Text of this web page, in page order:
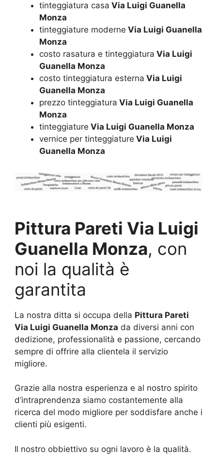
tinteggiatura casa Via Luigi Guanella
Monza
tinteggiature moderne Via Luigi Guanella
Monza
costo rasatura e tinteggiatura Via Luigi
Guanella Monza
costo tinteggiatura esterna Via Luigi
Guanella Monza
prezzo tinteggiatura Via Luigi Guanella
Monza
tinteggiature Via Luigi Guanella Monza
vernice per tinteggiature Via Luigi
Guanella Monza
Pittura Pareti Via Luigi
Guanella Monza, con
noi la qualità è
garantita
La nostra ditta si occupa della Pittura Pareti
Via Luigi Guanella Monza da diversi anni con
dedizione, professionalità e passione, cercando
sempre di offrire alla clientela il servizio
migliore.
Grazie alla nostra esperienza e al nostro spirito
d’intraprendenza siamo costantemente alla
ricerca del modo migliore per soddisfare anche i
clienti più esigenti.
Il nostro obbiettivo su ogni lavoro è la qualità.